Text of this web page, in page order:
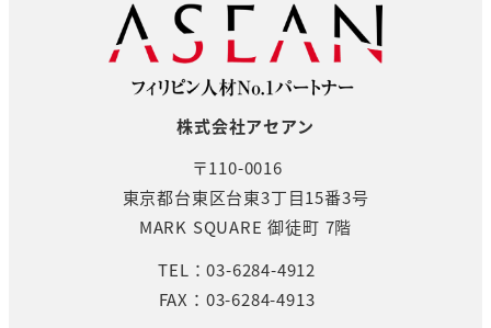
株式会社アセアン
〒110-0016
東京都台東区台東3丁目15番3号
MARK SQUARE 御徒町 7階
TEL：03-6284-4912
FAX：03-6284-4913